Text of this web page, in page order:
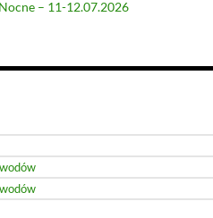
– 11-12.07.2026